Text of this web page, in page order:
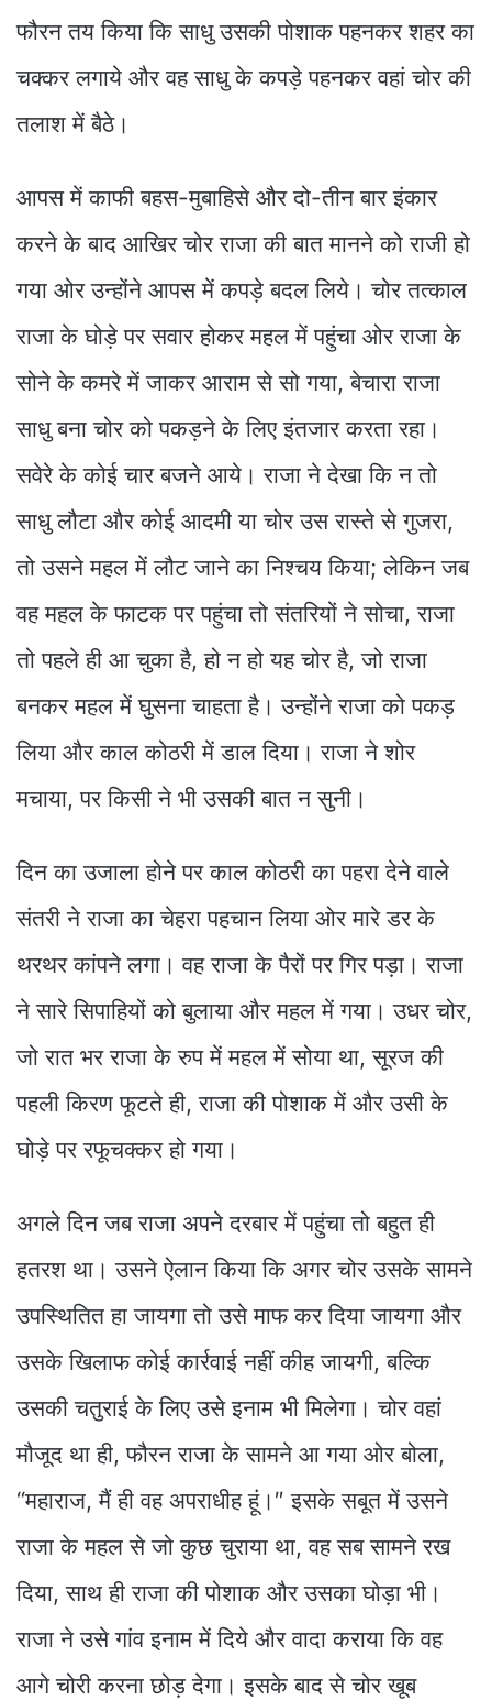
फौरन तय किया कि साधु उसकी पोशाक पहनकर शहर का
चक्कर लगाये और वह साधु के कपड़े पहनकर वहां चोर की
तलाश में बैठे।
आपस में काफी बहस-मुबाहिसे और दो-तीन बार इंकार
करने के बाद आखिर चोर राजा की बात मानने को राजी हो
गया ओर उन्होंने आपस में कपड़े बदल लिये। चोर तत्काल
राजा के घोड़े पर सवार होकर महल में पहुंचा ओर राजा के
सोने के कमरे में जाकर आराम से सो गया, बेचारा राजा
साधु बना चोर को पकड़ने के लिए इंतजार करता रहा।
सवेरे के कोई चार बजने आये। राजा ने देखा कि न तो
साधु लौटा और कोई आदमी या चोर उस रास्ते से गुजरा,
तो उसने महल में लौट जाने का निश्चय किया; लेकिन जब
वह महल के फाटक पर पहुंचा तो संतरियों ने सोचा, राजा
तो पहले ही आ चुका है, हो न हो यह चोर है, जो राजा
बनकर महल में घुसना चाहता है। उन्होंने राजा को पकड़
लिया और काल कोठरी में डाल दिया। राजा ने शोर
मचाया, पर किसी ने भी उसकी बात न सुनी।
दिन का उजाला होने पर काल कोठरी का पहरा देने वाले
संतरी ने राजा का चेहरा पहचान लिया ओर मारे डर के
थरथर कांपने लगा। वह राजा के पैरों पर गिर पड़ा। राजा
ने सारे सिपाहियों को बुलाया और महल में गया। उधर चोर,
जो रात भर राजा के रुप में महल में सोया था, सूरज की
पहली किरण फूटते ही, राजा की पोशाक में और उसी के
घोड़े पर रफूचक्कर हो गया।
अगले दिन जब राजा अपने दरबार में पहुंचा तो बहुत ही
हतरश था। उसने ऐलान किया कि अगर चोर उसके सामने
उपस्थितित हा जायगा तो उसे माफ कर दिया जायगा और
उसके खिलाफ कोई कार्रवाई नहीं कीह जायगी, बल्कि
उसकी चतुराई के लिए उसे इनाम भी मिलेगा। चोर वहां
मौजूद था ही, फौरन राजा के सामने आ गया ओर बोला,
“महाराज, मैं ही वह अपराधीह हूं।″ इसके सबूत में उसने
राजा के महल से जो कुछ चुराया था, वह सब सामने रख
दिया, साथ ही राजा की पोशाक और उसका घोड़ा भी।
राजा ने उसे गांव इनाम में दिये और वादा कराया कि वह
आगे चोरी करना छोड़ देगा। इसके बाद से चोर खूब